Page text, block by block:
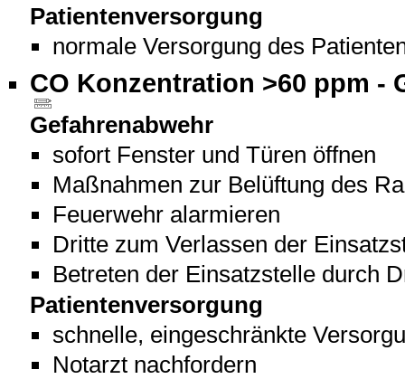
Patientenversorgung
normale Versorgung des
CO Konzentration >60 ppm -
Gefahrenabwehr
sofort Fenster und Türen öffnen
Maßnahmen zur Belüftung des
Feuerwehr alarmieren
Dritte zum Verlassen der
Betreten der Einsatzstelle durch
Patientenversorgung
schnelle, eingeschränkte
Notarzt nachfordern